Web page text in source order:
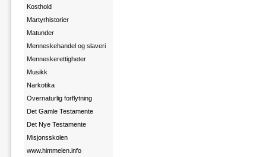
Kosthold
Martyrhistorier
Matunder
Menneskehandel og slaveri
Menneskerettigheter
Musikk
Narkotika
Overnaturlig forflytning
Det Gamle Testamente
Det Nye Testamente
Misjonsskolen
www.himmelen.info